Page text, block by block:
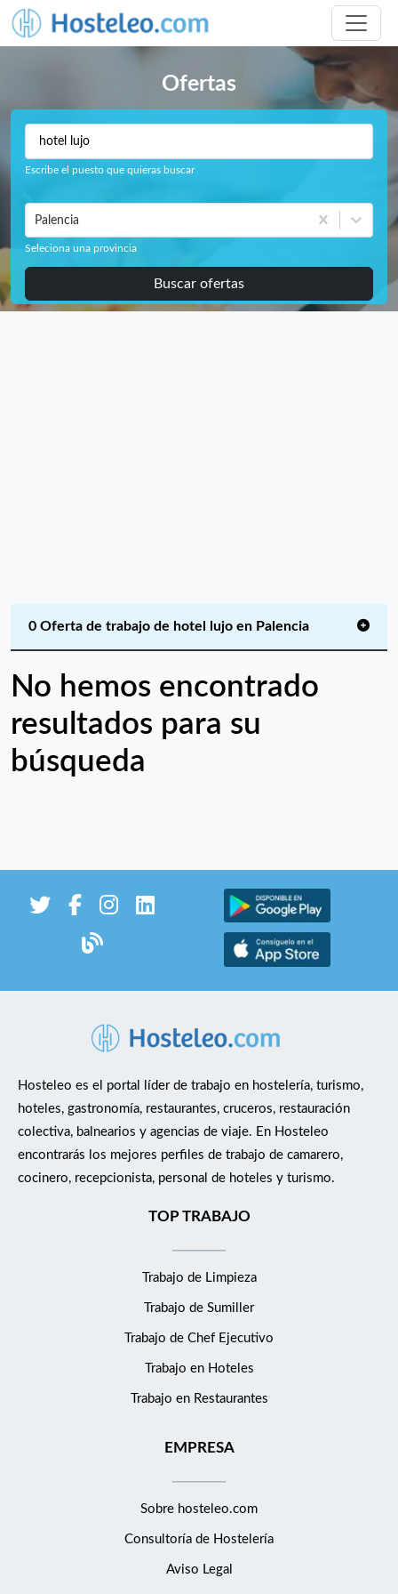
Ofertas
Escribe el puesto que quieras buscar
Palencia
Seleciona una provincia
Buscar ofertas
0 Oferta de trabajo de hotel lujo en Palencia
No hemos encontrado
resultados para su
búsqueda
Hosteleo es el portal líder de trabajo en hostelería, turismo,
hoteles, gastronomía, restaurantes, cruceros, restauración
colectiva, balnearios y agencias de viaje. En Hosteleo
encontrarás los mejores perfiles de trabajo de camarero,
cocinero, recepcionista, personal de hoteles y turismo.
TOP TRABAJO
Trabajo de Limpieza
Trabajo de Sumiller
Trabajo de Chef Ejecutivo
Trabajo en Hoteles
Trabajo en Restaurantes
EMPRESA
Sobre hosteleo.com
Consultoría de Hostelería
Aviso Legal